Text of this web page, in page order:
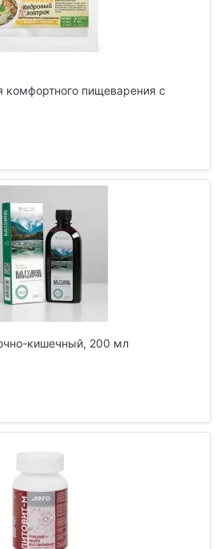
комфортного пищеварения с
кишечный, 200 мл